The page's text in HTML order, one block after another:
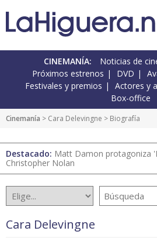
CINEMANÍA: Noticias de
Próximos estrenos
DVD
Festivales y premios
Actores y
Box-office
Cinemanía > Cara Delevingne > Biografía
Destacado: Matt Damon protagoniza
Christopher Nolan
Cara Delevingne